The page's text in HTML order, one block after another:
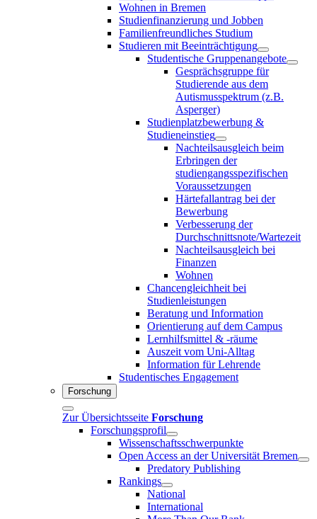
Wohnen in Bremen
Studienfinanzierung und Jobben
Familienfreundliches Studium
Studieren mit Beeinträchtigung
Studentische Gruppenangebote
Gesprächsgruppe für
Studierende aus dem
Autismusspektrum (z.B.
Asperger)
Studienplatzbewerbung &
Studieneinstieg
Nachteilsausgleich beim
Erbringen der
studiengangsspezifischen
Voraussetzungen
Härtefallantrag bei der
Bewerbung
Verbesserung der
Durchschnittsnote/Wartezeit
Nachteilsausgleich bei
Finanzen
Wohnen
Chancengleichheit bei
Studienleistungen
Beratung und Information
Orientierung auf dem Campus
Lernhilfsmittel & -räume
Auszeit vom Uni-Alltag
Information für Lehrende
Studentisches Engagement
Forschung
Zur Übersichtsseite Forschung
Forschungsprofil
Wissenschaftsschwerpunkte
Open Access an der Universität Bremen
Predatory Publishing
Rankings
National
International